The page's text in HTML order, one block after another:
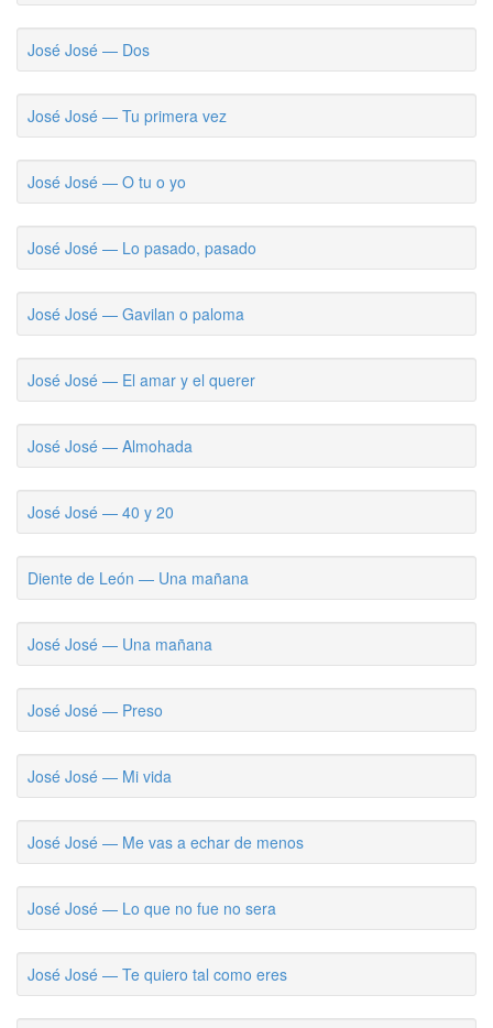
José José — Dos
José José — Tu primera vez
José José — O tu o yo
José José — Lo pasado, pasado
José José — Gavilan o paloma
José José — El amar y el querer
José José — Almohada
José José — 40 y 20
Diente de León — Una mañana
José José — Una mañana
José José — Preso
José José — Mi vida
José José — Me vas a echar de menos
José José — Lo que no fue no sera
José José — Te quiero tal como eres